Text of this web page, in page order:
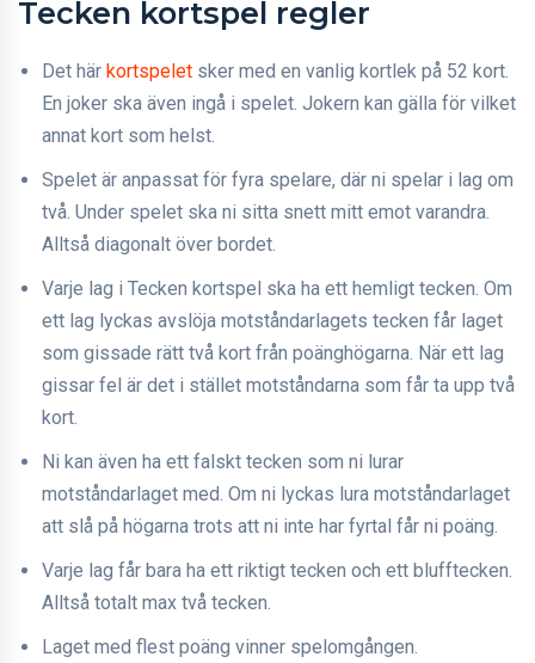
Tecken kortspel regler
Det här kortspelet sker med en vanlig kortlek på 52 kort.
En joker ska även ingå i spelet. Jokern kan gälla för vilket
annat kort som helst.
Spelet är anpassat för fyra spelare, där ni spelar i lag om
två. Under spelet ska ni sitta snett mitt emot varandra.
Alltså diagonalt över bordet.
Varje lag i Tecken kortspel ska ha ett hemligt tecken. Om
ett lag lyckas avslöja motståndarlagets tecken får laget
som gissade rätt två kort från poänghögarna. När ett lag
gissar fel är det i stället motståndarna som får ta upp två
kort.
Ni kan även ha ett falskt tecken som ni lurar
motståndarlaget med. Om ni lyckas lura motståndarlaget
att slå på högarna trots att ni inte har fyrtal får ni poäng.
Varje lag får bara ha ett riktigt tecken och ett blufftecken.
Alltså totalt max två tecken.
Laget med flest poäng vinner spelomgången.